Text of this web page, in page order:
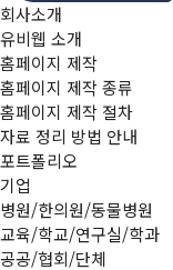
회사소개
유비웹 소개
홈페이지 제작
홈페이지 제작 종류
홈페이지 제작 절차
자료 정리 방법 안내
포트폴리오
기업
병원/한의원/동물병원
교육/학교/연구실/학과
공공/협회/단체